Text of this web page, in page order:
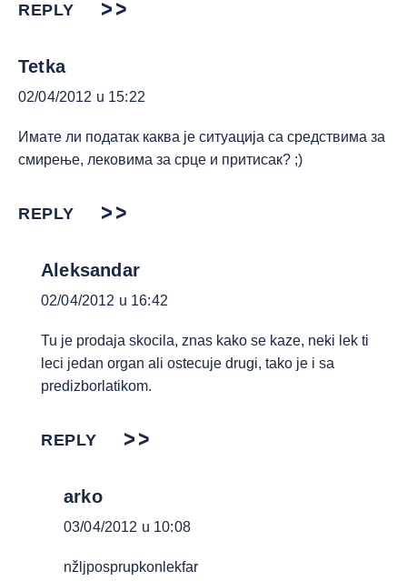
REPLY
Tetka
02/04/2012 u 15:22
Имате ли податак каква је ситуација са средствима за
смирење, лековима за срце и притисак? ;)
REPLY
Aleksandar
02/04/2012 u 16:42
Tu je prodaja skocila, znas kako se kaze, neki lek ti
leci jedan organ ali ostecuje drugi, tako je i sa
predizborlatikom.
REPLY
arko
03/04/2012 u 10:08
nžljposprupkonlekfar